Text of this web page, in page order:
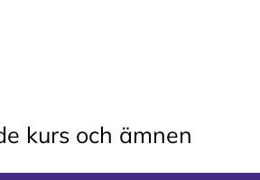
kurs och ämnen